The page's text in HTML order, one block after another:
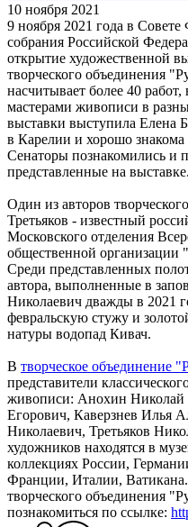
10 ноября 2021
9 ноября 2021 года в
собрания Российской
открытие художественной
творческого объединения
насчитывает более 40
мастерами живописи в
выставки выступила Елена
в Карелии и хорошо знакома
Сенаторы познакомились и
представленные на выставке.
Один из авторов
Третьяков - известный
Московского отделения
общественной
Среди представленных
автора, выполненные в
Николаевич дважды в 2021
февральскую стужу и
натуры водопад Кивач.
В творческое объединение
представители
живописи: Анохин Николай
Егорович, Каверзнев Илья
Николаевич, Третьяков
художников находятся в
коллекциях России,
Франции, Италии,
творческого объединения
познакомиться по ссылке: